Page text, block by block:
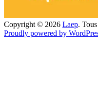
Copyright © 2026 Laep.
Proudly powered by